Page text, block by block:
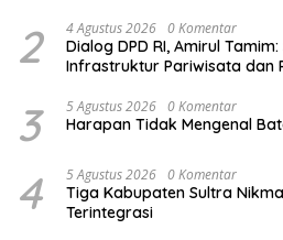
2 4 Agustus 2026 0 Komentar
Dialog DPD RI, Amirul
Infrastruktur Pariwisata dan
3 5 Agustus 2026 0 Komentar
Harapan Tidak Mengenal
4 5 Agustus 2026 0 Komentar
Tiga Kabupaten Sultra
Terintegrasi